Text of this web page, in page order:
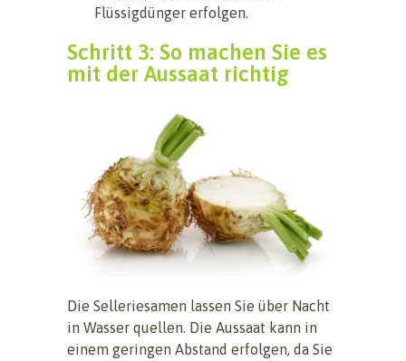
Flüssigdünger erfolgen.
Schritt 3: So machen Sie es
mit der Aussaat richtig
Die Selleriesamen lassen Sie über Nacht
in Wasser quellen. Die Aussaat kann in
einem geringen Abstand erfolgen, da Sie